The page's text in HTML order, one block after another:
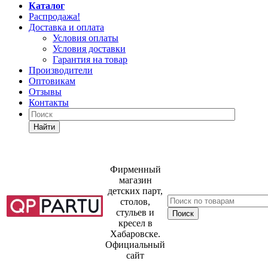
Каталог
Распродажа!
Доставка и оплата
Условия оплаты
Условия доставки
Гарантия на товар
Производители
Оптовикам
Отзывы
Контакты
Найти
Фирменный
магазин
детских парт,
столов,
стульев и
кресел в
Хабаровске.
Официальный
сайт